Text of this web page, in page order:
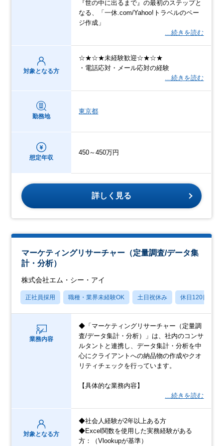
『世の中に出るまで』の最初のステップと
なる、「一休.com/Yahoo!トラベルのペー
ジ作成」
…続きを読む
対象となる方
☆★☆★未経験歓迎☆★☆★
・電話応対・メール応対の経験
…続きを読む
勤務地
東京都
想定年収
450～450万円
詳しく見る
マーケティングリサーチャー（定量調査/データ集
計・分析）
株式会社エム・シー・アイ
正社員採用 職種・業界未経験OK 土日祝休み 休日120日以上
業務内容
◆「マーケティングリサーチャー（定量調
査/データ集計・分析）」は、社内のコンサ
ルタントと連携し、データ集計・分析を中
心にクライアントへの納品物の作成やクオ
リティチェックを行っています。
【具体的な業務内容】
…続きを読む
対象となる方
◆社会人経験が2年以上ある方
◆Excel関数を使用した実務経験がある
方：（Vlookupが基準）